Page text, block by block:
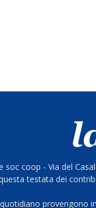
soc coop - Via del
testata dei
provengono